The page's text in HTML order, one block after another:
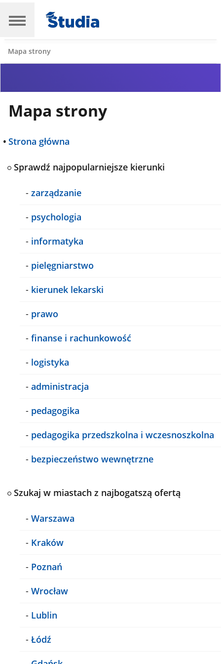
Mapa strony
Mapa strony
• Strona główna
Sprawdź najpopularniejsze kierunki
- zarządzanie
- psychologia
- informatyka
- pielęgniarstwo
- kierunek lekarski
- prawo
- finanse i rachunkowość
- logistyka
- administracja
- pedagogika
- pedagogika przedszkolna i wczesnoszkolna
- bezpieczeństwo wewnętrzne
Szukaj w miastach z najbogatszą ofertą
- Warszawa
- Kraków
- Poznań
- Wrocław
- Lublin
- Łódź